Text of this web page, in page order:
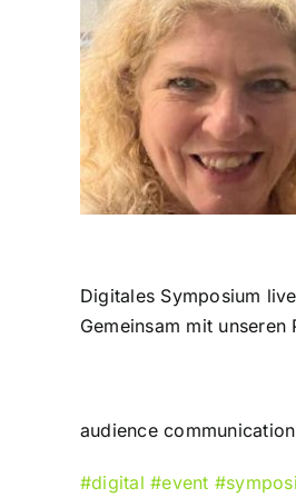
Digitales Symposium
Gemeinsam mit
audience
#digital #event